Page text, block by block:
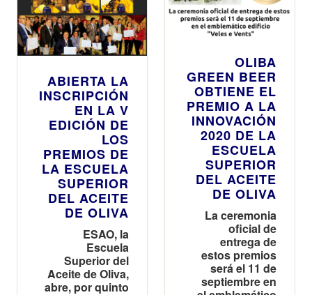
ABIERTA LA
INSCRIPCIÓN
EN LA V
EDICIÓN DE
LOS
PREMIOS DE
LA ESCUELA
SUPERIOR
DEL ACEITE
DE OLIVA
ESAO, la
Escuela
Superior del
Aceite de Oliva,
abre, por quinto
OLIBA
GREEN BEER
OBTIENE EL
PREMIO A LA
INNOVACIÓN
2020 DE LA
ESCUELA
SUPERIOR
DEL ACEITE
DE OLIVA
La ceremonia
oficial de
entrega de
estos premios
será el 11 de
septiembre en